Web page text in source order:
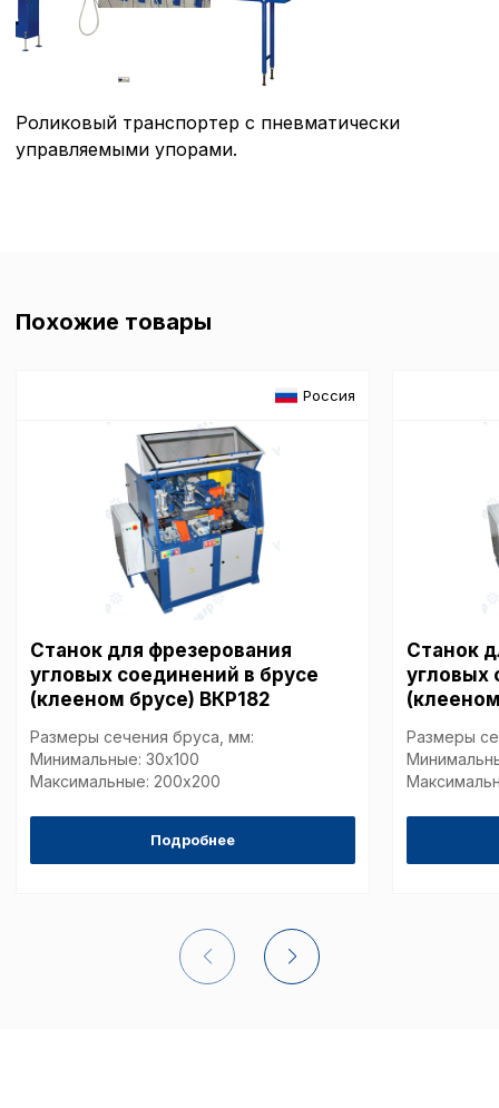
Роликовый транспортер с пневматически
управляемыми упорами.
Похожие товары
Россия
Станок для фрезерования
угловых соединений в брусе
(клееном брусе) ВКР182
Размеры сечения бруса, мм:
Минимальные: 30х100
Максимальные: 200х200
Подробнее
Станок
угловых
Размеры